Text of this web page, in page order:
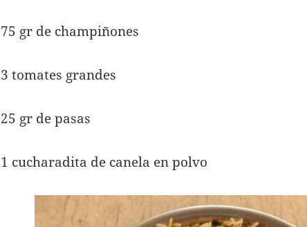
75 gr de champiñones
3 tomates grandes
25 gr de pasas
1 cucharadita de canela en polvo